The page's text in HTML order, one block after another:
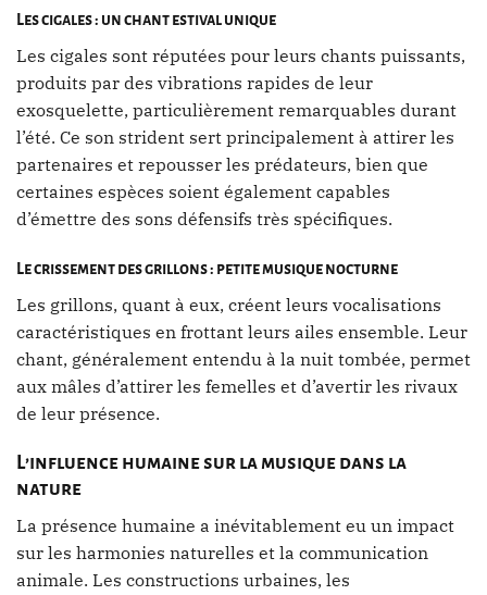
Les cigales : un chant estival unique
Les cigales sont réputées pour leurs chants puissants,
produits par des vibrations rapides de leur
exosquelette, particulièrement remarquables durant
l’été. Ce son strident sert principalement à attirer les
partenaires et repousser les prédateurs, bien que
certaines espèces soient également capables
d’émettre des sons défensifs très spécifiques.
Le crissement des grillons : petite musique nocturne
Les grillons, quant à eux, créent leurs vocalisations
caractéristiques en frottant leurs ailes ensemble. Leur
chant, généralement entendu à la nuit tombée, permet
aux mâles d’attirer les femelles et d’avertir les rivaux
de leur présence.
L’influence humaine sur la musique dans la
nature
La présence humaine a inévitablement eu un impact
sur les harmonies naturelles et la communication
animale. Les constructions urbaines, les